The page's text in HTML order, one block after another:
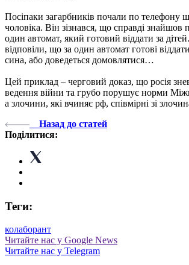
Посіпаки загарбників почали по телефону
чоловіка. Він зізнався, що справді знайшов
один автомат, який готовий віддати за
відповіли, що за один автомат готові
сина, або доведеться домовлятися…
Цей приклад – черговий доказ, що росія
ведення війни та грубо порушує норми
а злочини, які вчиняє рф, співмірні зі
Назад до статей
Поділитися:
Теги:
колаборант
Читайте нас у Google News
Читайте нас у Telegram